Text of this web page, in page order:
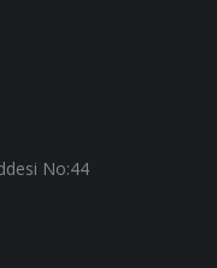
No:44